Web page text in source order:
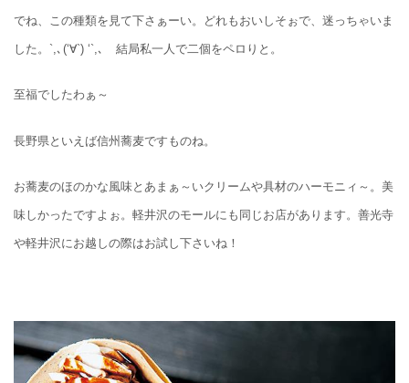
でね、この種類を見て下さぁーい。どれもおいしそぉで、迷っちゃいま
した。`,､(‘∀`) ‘`,､ 結局私一人で二個をペロりと。
至福でしたわぁ～
長野県といえば信州蕎麦ですものね。
お蕎麦のほのかな風味とあまぁ～いクリームや具材のハーモニィ～。美
味しかったですよぉ。軽井沢のモールにも同じお店があります。善光寺
や軽井沢にお越しの際はお試し下さいね！